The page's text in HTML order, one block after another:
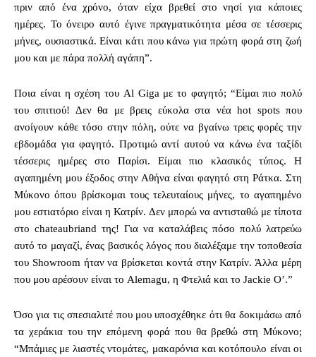
πριν από ένα χρόνο, όταν είχα βρεθεί στο νησί για κάποιες
ημέρες. Το όνειρο αυτό έγινε πραγματικότητα μέσα σε τέσσερις
μήνες, ουσιαστικά. Είναι κάτι που κάνω για πρώτη φορά στη ζωή
μου και με πάρα πολλή αγάπη”.
Ποια είναι η σχέση του Al Giga με το φαγητό; “Είμαι πιο πολύ
του σπιτιού! Δεν θα με βρεις εύκολα στα νέα hot spots που
ανοίγουν κάθε τόσο στην πόλη, ούτε να βγαίνω τρεις φορές την
εβδομάδα για φαγητό. Προτιμώ αντί αυτού να κάνω ένα ταξίδι
τέσσερις ημέρες στο Παρίσι. Είμαι πιο κλασικός τύπος. Η
αγαπημένη μου έξοδος στην Αθήνα είναι φαγητό στη Ράτκα. Στη
Μύκονο όπου βρίσκομαι τους τελευταίους μήνες, το αγαπημένο
μου εστιατόριο είναι η Κατρίν. Δεν μπορώ να αντισταθώ με τίποτα
στο chateaubriand της! Για να καταλάβεις πόσο πολύ λατρεύω
αυτό το μαγαζί, ένας βασικός λόγος που διαλέξαμε την τοποθεσία
του Showroom ήταν να βρίσκεται κοντά στην Κατρίν. Άλλα μέρη
που μου αρέσουν είναι το Alemagu, η Φτελιά και το Jackie O’.”
Όσο για τις σπεσιαλιτέ που μου υποσχέθηκε ότι θα δοκιμάσω από
τα χεράκια του την επόμενη φορά που θα βρεθώ στη Μύκονο;
“Μπάμιες με λιαστές ντομάτες, μακαρόνια και κοτόπουλο είναι οι